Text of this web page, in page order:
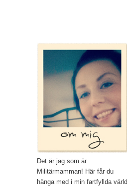
Mamma, militär och
Det är jag som är
Militärmamman! Här får du
hänga med i min fartfyllda värld